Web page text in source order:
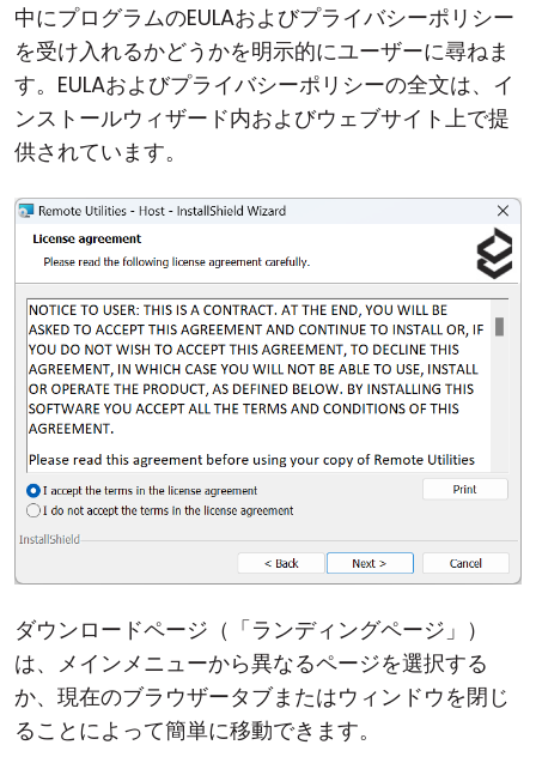
中にプログラムのEULAおよびプライバシーポリシー
を受け入れるかどうかを明示的にユーザーに尋ねま
す。EULAおよびプライバシーポリシーの全文は、イ
ンストールウィザード内およびウェブサイト上で提
供されています。
ダウンロードページ（「ランディングページ」）
は、メインメニューから異なるページを選択する
か、現在のブラウザータブまたはウィンドウを閉じ
ることによって簡単に移動できます。